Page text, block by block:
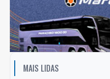
MAIS LIDAS